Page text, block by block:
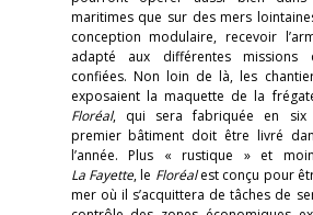
maritimes que sur des mers
conception modulaire, recevoir
adapté aux différentes
confiées. Non loin de là, les
exposaient la maquette de la
Floréal, qui sera fabriquée en six
premier bâtiment doit être livré
l’année. Plus « rustique » et
La Fayette, le Floréalest conçu pour
mer où il s’acquittera de tâches de